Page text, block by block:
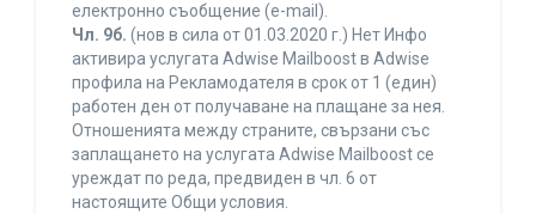
електронно съобщение (e-mail).
Чл. 9б. (нов в сила от 01.03.2020 г.) Нет Инфо
активира услугата Adwise Mailboost в Adwise
профила на Рекламодателя в срок от 1 (един)
работен ден от получаване на плащане за нея.
Отношенията между страните, свързани със
заплащането на услугата Adwise Mailboost се
уреждат по реда, предвиден в чл. 6 от
настоящите Общи условия.